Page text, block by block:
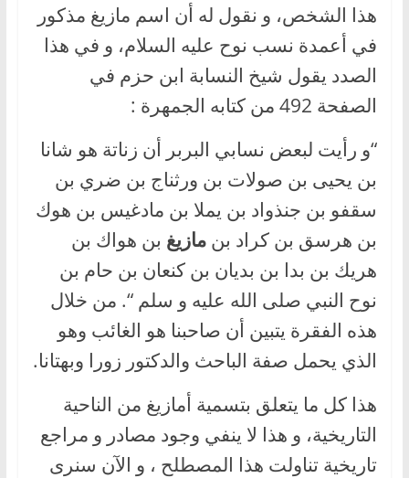
هذا الشخص، و نقول له أن اسم مازيغ مذكور
في أعمدة نسب نوح عليه السلام، و في هذا
الصدد يقول شيخ النسابة ابن حزم في
الصفحة 492 من كتابه الجمهرة :
“و رأيت لبعض نسابي البربر أن زناتة هو شانا
بن يحيى بن صولات بن ورثناج بن ضري بن
سقفو بن جنذواد بن يملا بن مادغيس بن هوك
بن هرسق بن كراد بن مازيغ بن هواك بن
هريك بن بدا بن بديان بن كنعان بن حام بن
نوح النبي صلى الله عليه و سلم “. من خلال
هذه الفقرة يتبين أن صاحبنا هو الغائب وهو
الذي يحمل صفة الباحث والدكتور زورا وبهتانا.
هذا كل ما يتعلق بتسمية أمازيغ من الناحية
التاريخية، و هذا لا ينفي وجود مصادر و مراجع
تاريخية تناولت هذا المصطلح ، و الآن سنرى